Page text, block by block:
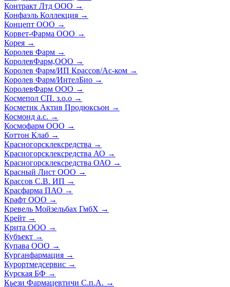
Контракт Лтд ООО →
Конфаэль Коллекция →
Концепт ООО →
Корвет-Фарма ООО →
Корея →
Королев Фарм →
КоролевФарм,ООО →
Королев Фарм/ИП Крассов/Ас-ком →
Королев Фарм/ИнтелБио →
КоролевФарм ООО →
Космепол СП. з.о.о →
Косметик Актив Продюксьон →
Космонд а.с. →
Космофарм ООО →
Коттон Клаб →
Красногорсклексредства →
Красногорсклексредства АО →
Красногорсклексредства ОАО →
Красный Лист ООО →
Крассов С.В. ИП →
Красфарма ПАО →
Крафт ООО →
Кревель Мойзельбах ГмбХ →
Крейт →
Крита ООО →
Кубъект →
Купава ООО →
Курганфармация →
Курортмедсервис →
Курская БФ →
Кьези Фармацевтичи С.п.А. →